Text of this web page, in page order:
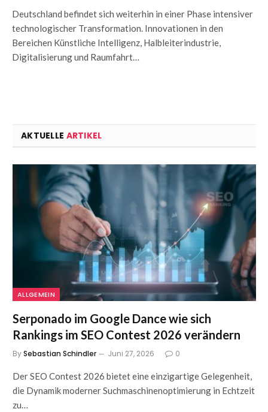
Deutschland befindet sich weiterhin in einer Phase intensiver
technologischer Transformation. Innovationen in den
Bereichen Künstliche Intelligenz, Halbleiterindustrie,
Digitalisierung und Raumfahrt…
AKTUELLE ARTIKEL
ALLGEMEIN
Serponado im Google Dance wie sich
Rankings im SEO Contest 2026 verändern
BySebastian Schindler Juni 27, 2026 0
Der SEO Contest 2026 bietet eine einzigartige Gelegenheit,
die Dynamik moderner Suchmaschinenoptimierung in Echtzeit
zu…